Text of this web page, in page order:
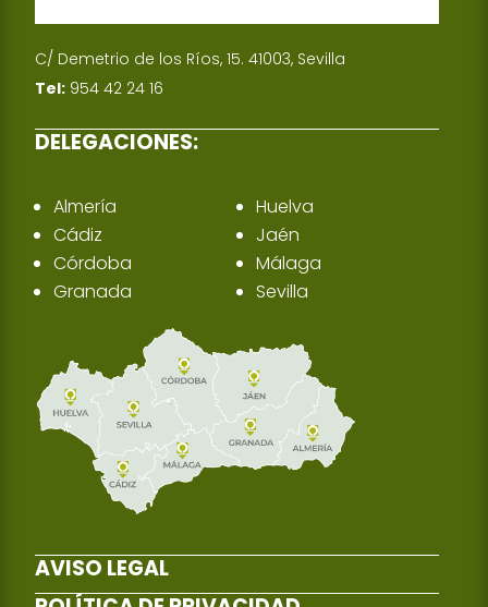
C/ Demetrio de los Ríos, 15. 41003, Sevilla
Tel: 954 42 24 16
DELEGACIONES:
Almería
Cádiz
Córdoba
Granada
Huelva
Jaén
Málaga
Sevilla
AVISO LEGAL